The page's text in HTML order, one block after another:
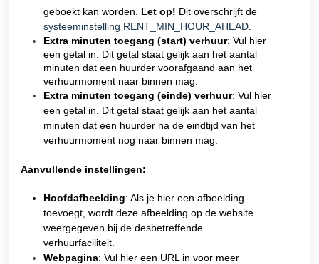
geboekt kan worden. Let op! Dit overschrijft de
systeeminstelling RENT_MIN_HOUR_AHEAD.
Extra minuten toegang (start) verhuur: Vul hier
een getal in. Dit getal staat gelijk aan het aantal
minuten dat een huurder voorafgaand aan het
verhuurmoment naar binnen mag.
Extra minuten toegang (einde) verhuur: Vul hier
een getal in. Dit getal staat gelijk aan het aantal
minuten dat een huurder na de eindtijd van het
verhuurmoment nog naar binnen mag.
Aanvullende instellingen:
Hoofdafbeelding: Als je hier een afbeelding
toevoegt, wordt deze afbeelding op de website
weergegeven bij de desbetreffende
verhuurfaciliteit.
Webpagina: Vul hier een URL in voor meer